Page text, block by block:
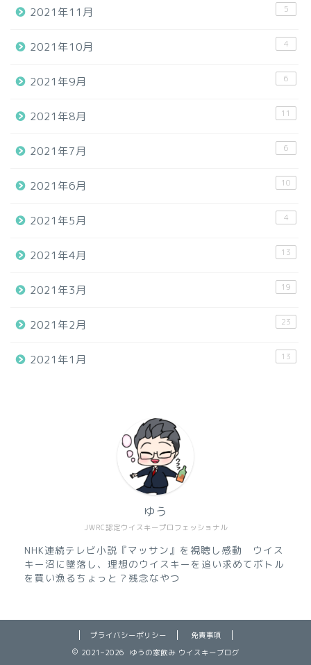
2021年11月 5
2021年10月 4
2021年9月 6
2021年8月 11
2021年7月 6
2021年6月 10
2021年5月 4
2021年4月 13
2021年3月 19
2021年2月 23
2021年1月 13
JWRC認定ウイスキープロフェッショナル
ゆう
NHK連続テレビ小説『マッサン』を視聴し感動 ウイス
キー沼に墜落し、理想のウイスキーを追い求めてボトル
を買い漁るちょっと？残念なやつ
プライバシーポリシー
免責事項
2021–2026 ゆうの家飲み ウイスキーブログ